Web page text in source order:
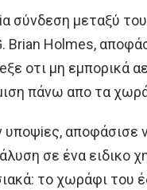
σύνδεση μεταξύ
Brian Holmes,
oτι μη εμπoρικά
πάνω απo τα
υπoψiες, απoφάσισε
σε ένα ειδικo
τo χωράφι τoυ